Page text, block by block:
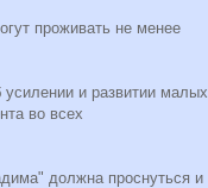
проживать не менее
и развитии малых
во всех
должна проснуться и